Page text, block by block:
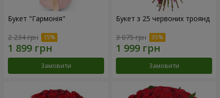
Букет "Гармонія"
2 234 грн
Замовити
Букет з 25 червоних троянд
3 075 грн
Замовити